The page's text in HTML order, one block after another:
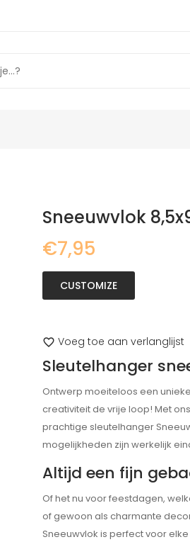
Sneeuwvlok
€7,95
CUSTOMIZE
favorite_border Voeg toe aan verlanglijst
Sleutelhanger
Ontwerp moeiteloos een
creativiteit de vrije loop! Met
prachtige sleutelhanger
mogelijkheden zijn werkelijk
Altijd een fijn
Of het nu voor feestdagen,
of gewoon als charmante
Sneeuwvlok is perfect voor